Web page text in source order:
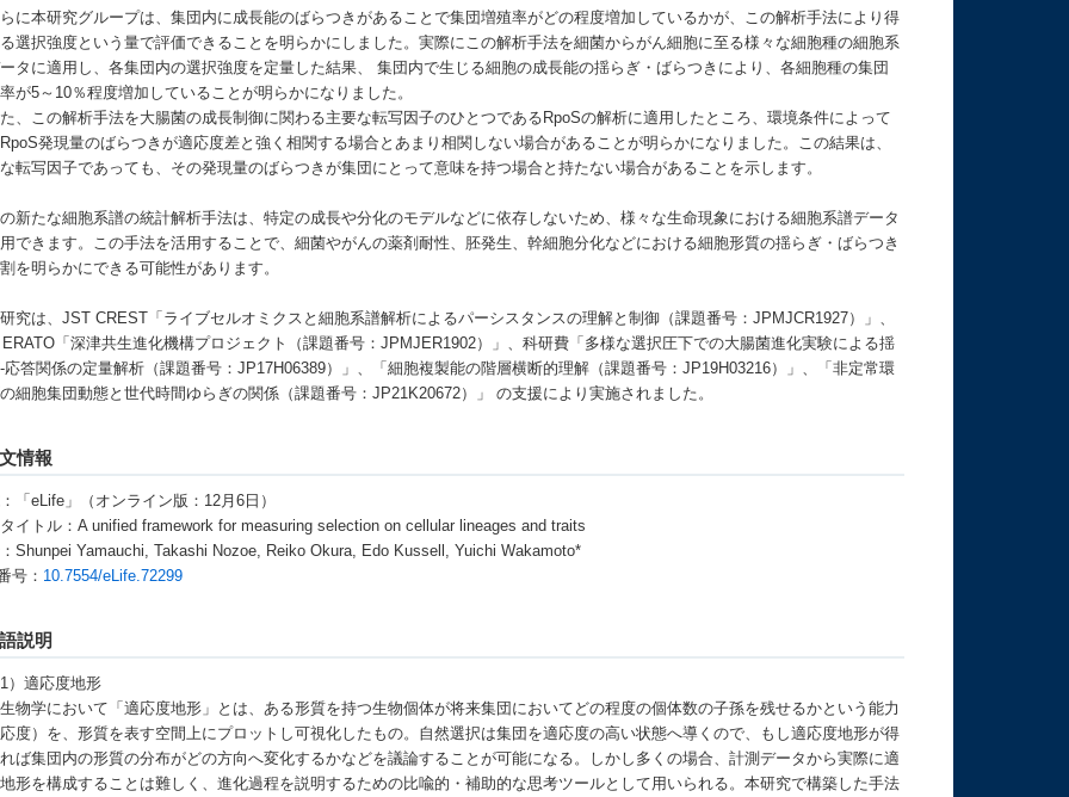
に本研究グループは、集団内に成長能のばらつきがあることで集団増殖率がどの程度増加しているかが、この解析手法により得
選択強度という量で評価できることを明らかにしました。実際にこの解析手法を細菌からがん細胞に至る様々な細胞種の細胞系
タに適用し、各集団内の選択強度を定量した結果、 集団内で生じる細胞の成長能の揺らぎ・ばらつきにより、各細胞種の集団
が5～10％程度増加していることが明らかになりました。
、この解析手法を大腸菌の成長制御に関わる主要な転写因子のひとつであるRpoSの解析に適用したところ、環境条件によって
発現量のばらつきが適応度差と強く相関する場合とあまり相関しない場合があることが明らかになりました。この結果は、
転写因子であっても、その発現量のばらつきが集団にとって意味を持つ場合と持たない場合があることを示します。
新たな細胞系譜の統計解析手法は、特定の成長や分化のモデルなどに依存しないため、様々な生命現象における細胞系譜データ
できます。この手法を活用することで、細菌やがんの薬剤耐性、胚発生、幹細胞分化などにおける細胞形質の揺らぎ・ばらつき
を明らかにできる可能性があります。
究は、JST CREST「ライブセルオミクスと細胞系譜解析によるパーシスタンスの理解と制御（課題番号：JPMJCR1927）」、
「深津共生進化機構プロジェクト（課題番号：JPMJER1902）」、科研費「多様な選択圧下での大腸菌進化実験による揺
応答関係の定量解析（課題番号：JP17H06389）」、「細胞複製能の階層横断的理解（課題番号：JP19H03216）」、「非定常環
細胞集団動態と世代時間ゆらぎの関係（課題番号：JP21K20672）」 の支援により実施されました。
情報
「eLife」（オンライン版：12月6日）
イトル：A unified framework for measuring selection on cellular lineages and traits
Shunpei Yamauchi, Takashi Nozoe, Reiko Okura, Edo Kussell, Yuichi Wakamoto*
号： 10.7554/eLife.72299
説明
1）適応度地形
物学において「適応度地形」とは、ある形質を持つ生物個体が将来集団においてどの程度の個体数の子孫を残せるかという能力
応度）を、形質を表す空間上にプロットし可視化したもの。自然選択は集団を適応度の高い状態へ導くので、もし適応度地形が得
ば集団内の形質の分布がどの方向へ変化するかなどを議論することが可能になる。しかし多くの場合、計測データから実際に適
形を構成することは難しく、進化過程を説明するための比喩的・補助的な思考ツールとして用いられる。本研究で構築した手法